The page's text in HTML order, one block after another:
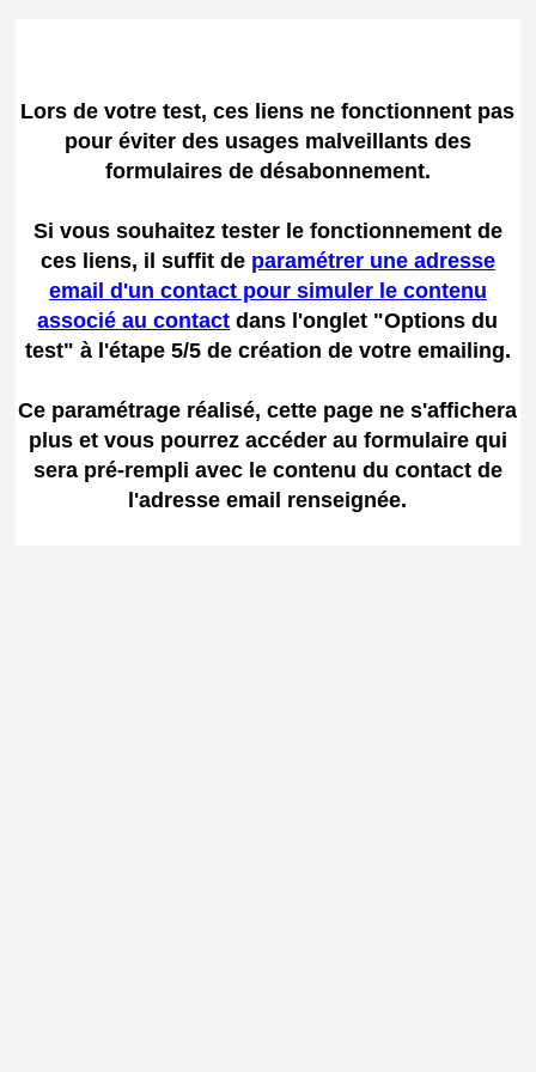
Lors de votre test, ces liens ne fonctionnent pas
pour éviter des usages malveillants des
formulaires de désabonnement.
Si vous souhaitez tester le fonctionnement de
ces liens, il suffit de paramétrer une adresse
email d'un contact pour simuler le contenu
associé au contact dans l'onglet "Options du
test" à l'étape 5/5 de création de votre emailing.
Ce paramétrage réalisé, cette page ne s'affichera
plus et vous pourrez accéder au formulaire qui
sera pré-rempli avec le contenu du contact de
l'adresse email renseignée.